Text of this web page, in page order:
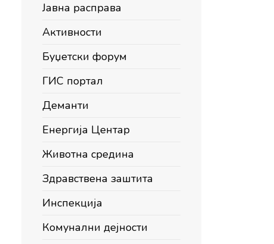
Јавна расправа
Активности
Буџетски форум
ГИС портал
Деманти
Енергија Центар
Животна средина
Здравствена заштита
Инспекција
Комунални дејности